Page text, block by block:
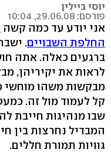
יוסי ביילין
פורסם: 29.06.08, 10:04
אני יודע עד כמה קשה
החלפת השבויים.
ברגעים כאלה. אתה
לראות את יקיריהן,
מבקשות משהו מוחשי
קל לעמוד מול זה.
שבו מנהיגות חייבת
המבדיל נחרצות בין
גוויות תמורת חללים.